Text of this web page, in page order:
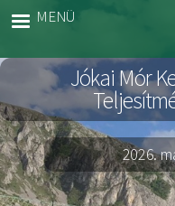
MENÜ
Jókai Mór
2026.